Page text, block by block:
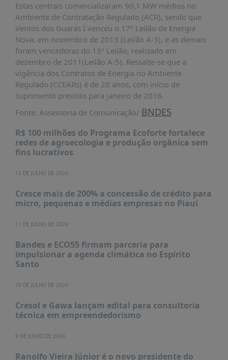
PRÊMIO
ABDE-
BID
PRÊMIO
ABDE
DE
JORNALISMO
SABER
+
Estas centrais comercializaram 90,1 MW médios no
Ambiente de Contratação Regulado (ACR), sendo que
Ventos dos Guarás I venceu o 17º Leilão de Energia
Nova, em novembro de 2013 (Leilão A-3), e as demais
foram vencedoras do 13º Leilão, realizado em
dezembro de 2011(Leilão A-5). Ressalte-se que a
vigência dos Contratos de Energia no Ambiente
Regulado (CCEARs) é de 20 anos, com início de
suprimento previsto para janeiro de 2016.
Fonte: Assessoria de Comunicação/ BNDES
R$ 100 milhões do Programa Ecoforte fortalece
redes de agroecologia e produção orgânica sem
fins lucrativos
12 DE JULHO DE 2024
Cresce mais de 200% a concessão de crédito para
micro, pequenas e médias empresas no Piauí
11 DE JULHO DE 2024
Bandes e ECO55 firmam parceria para
impulsionar a agenda climática no Espírito
Santo
10 DE JULHO DE 2024
Cresol e Gawa lançam edital para consultoria
técnica em empreendedorismo
9 DE JULHO DE 2024
Ranolfo Vieira Júnior é o novo presidente do